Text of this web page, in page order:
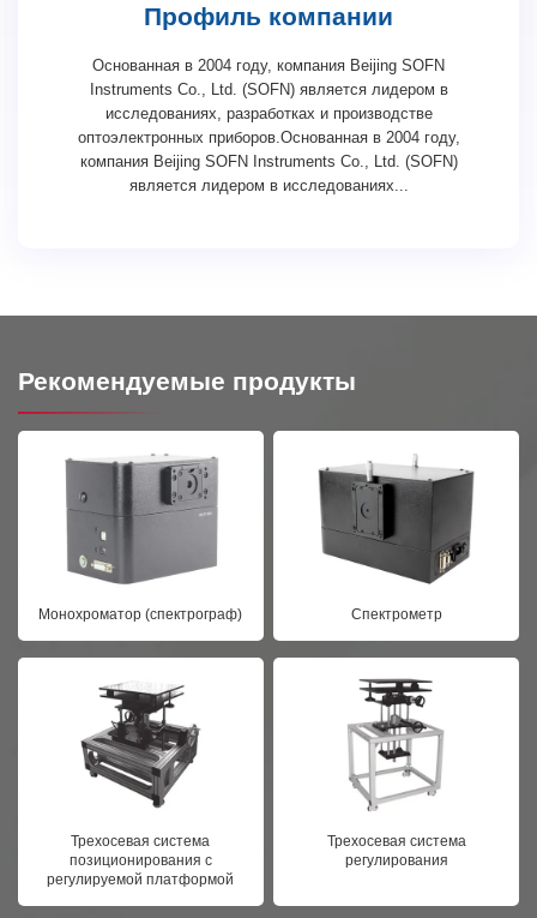
Профиль компании
Основанная в 2004 году, компания Beijing SOFN
Instruments Co., Ltd. (SOFN) является лидером в
исследованиях, разработках и производстве
оптоэлектронных приборов.Основанная в 2004 году,
компания Beijing SOFN Instruments Co., Ltd. (SOFN)
является лидером в исследованиях...
Рекомендуемые продукты
Монохроматор (спектрограф) Спектрометр
Трехосевая система
позиционирования с
регулируемой платформой
Трехосевая система
регулирования